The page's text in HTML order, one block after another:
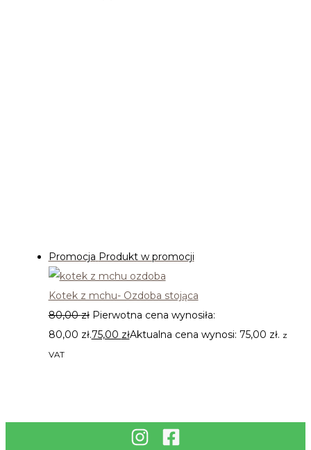
Promocja Produkt w promocji
Kotek z mchu- Ozdoba stojąca
80,00zł Pierwotna cena wynosiła:
80,00 zł.75,00 złAktualna cena wynosi: 75,00 zł. z
VAT